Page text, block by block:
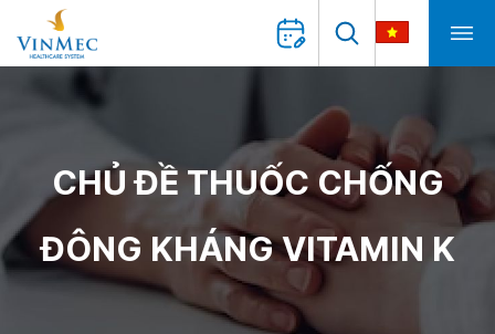
CHỦ ĐỀ THUỐC CHỐNG
ĐÔNG KHÁNG VITAMIN K